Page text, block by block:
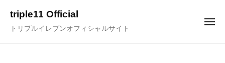
triple11 Official
トリプルイレブンオフィシャルサイト
メ